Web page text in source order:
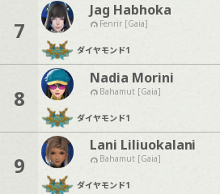
7
Jag Habhoka
Fenrir [Gaia]
ダイヤモンド1
8
Nadia Morini
Bahamut [Gaia]
ダイヤモンド1
9
Lani Liliuokalani
Bahamut [Gaia]
ダイヤモンド1